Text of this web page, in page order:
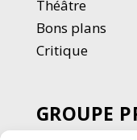
Théâtre
Bons plans
Critique
GROUPE